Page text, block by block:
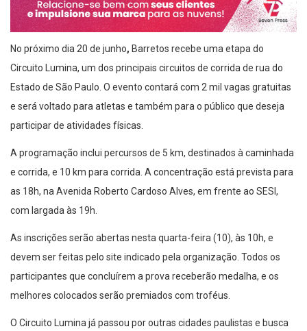
No próximo dia 20 de junho, Barretos recebe uma etapa do
Circuito Lumina, um dos principais circuitos de corrida de rua do
Estado de São Paulo. O evento contará com 2 mil vagas gratuitas
e será voltado para atletas e também para o público que deseja
participar de atividades físicas.
A programação inclui percursos de 5 km, destinados à caminhada
e corrida, e 10 km para corrida. A concentração está prevista para
as 18h, na Avenida Roberto Cardoso Alves, em frente ao SESI,
com largada às 19h.
As inscrições serão abertas nesta quarta-feira (10), às 10h, e
devem ser feitas pelo site indicado pela organização. Todos os
participantes que concluírem a prova receberão medalha, e os
melhores colocados serão premiados com troféus.
O Circuito Lumina já passou por outras cidades paulistas e busca